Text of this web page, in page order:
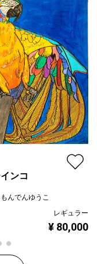
ンコ
んでんゆうこ
レギュラー
¥ 80,000